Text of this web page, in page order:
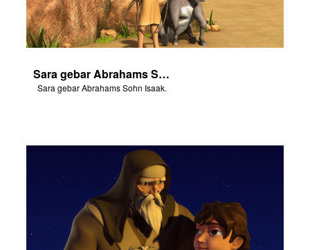
Sara gebar Abrahams Sohn Isaak.
Sara gebar Abrahams Sohn Isaak.